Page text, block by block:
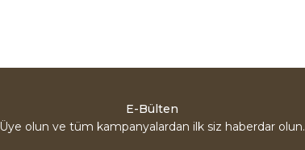
E-Bülten
Üye olun ve tüm kampanyalardan ilk siz haberdar olun.